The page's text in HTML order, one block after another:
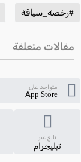
#رخصة_سياقة
مقالات متعلقة
متواجد على
App Store
تابع عبر
تيليجرام